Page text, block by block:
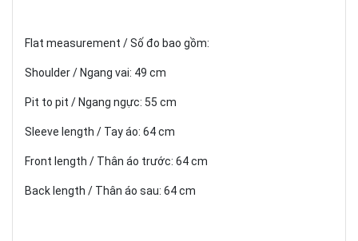
Flat measurement / Số đo bao gồm:
Shoulder / Ngang vai: 49 cm
Pit to pit / Ngang ngực: 55 cm
Sleeve length / Tay áo: 64 cm
Front length / Thân áo trước: 64 cm
Back length / Thân áo sau: 64 cm